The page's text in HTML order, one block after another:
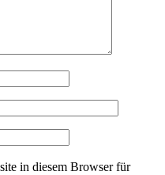
in diesem Browser für